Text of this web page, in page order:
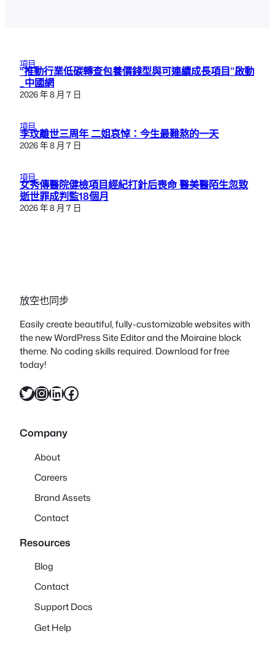
項目
“推動行業低碳轉查包養價錢型與可連續成長項目”啟動
_中國網
2026 年 8 月 7 日
項目
李玟離世三周年 二姐哀悼：今生最難熬的一天
2026 年 8 月 7 日
項目
女秀傳醫院健檢項目經紀打針后喪命 醫美醫陌生忽致
逝世罪成判監18個月
2026 年 8 月 7 日
放空也同步
Easily create beautiful, fully-customizable websites with
the new WordPress Site Editor and the Moiraine block
theme. No coding skills required. Download for free
today!
X InstagramLinkedIn Facebook
Company
About
Careers
Brand Assets
Contact
Resources
Blog
Contact
Support Docs
Get Help